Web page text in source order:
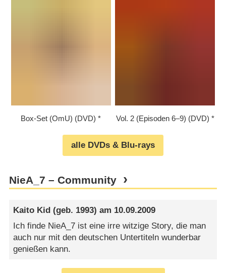
Box-Set (OmU) (DVD) Vol. 2 (Episoden 6⁠–⁠9) (DVD)
alle DVDs & Blu-rays
NieA_7 – Community
Kaito Kid (geb. 1993) am 10.09.2009
Ich finde NieA_7 ist eine irre witzige Story, die man
auch nur mit den deutschen Untertiteln wunderbar
genießen kann.